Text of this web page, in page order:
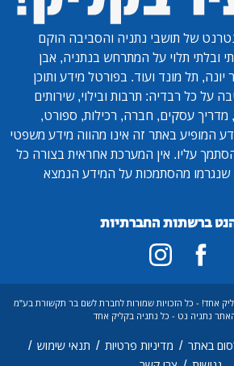
של תושבי נתניה והסביבה הוקם
ובלתי תלוי על המתרחש בנתניה, אבן
תל מונד ועוד. בפורטל מידע ותוכן
על כל רבדיה: תרבות ובילוי, שירותים
מדריך עסקים, חברה, רכילות, ספורט,
המופיע באתר זה אינו מהווה מידע משפטי
עליו. אין המערכת אחראית בצורה כל
מהסתמכות על המידע הנמצא
ברשתות החברתיות
אחד! - כל הזכויות שמורות לחברת לשם בר תקשורת בע"מ
נתניה נט - כל נתניה בקליק אחד
באתר / מדיניות פרטיות / תנאי שימוש /